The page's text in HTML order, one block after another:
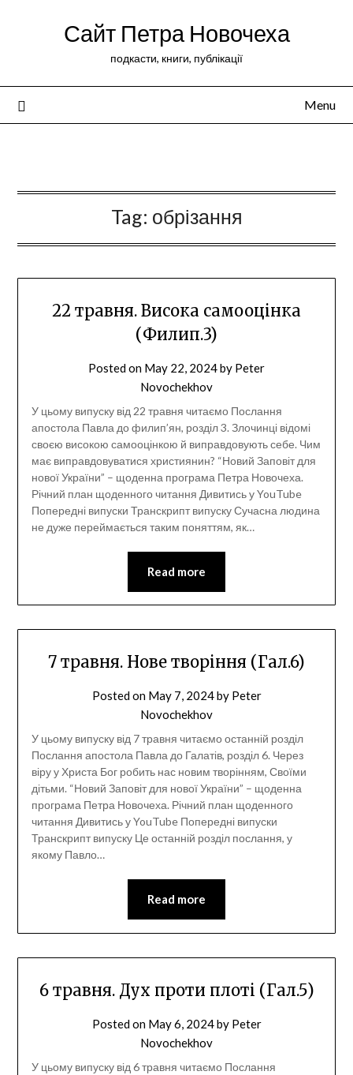
Сайт Петра Новочеха
подкасти, книги, публікації
Menu
Tag: обрізання
22 травня. Висока самооцінка
(Филип.3)
Posted on May 22, 2024by Peter
Novochekhov
У цьому випуску від 22 травня читаємо Послання
апостола Павла до филип’ян, розділ 3. Злочинці відомі
своєю високою самооцінкою й виправдовують себе. Чим
має виправдовуватися християнин? “Новий Заповіт для
нової України” – щоденна програма Петра Новочеха.
Річний план щоденного читання Дивитись у YouTube
Попередні випуски Транскрипт випуску Сучасна людина
не дуже переймається таким поняттям, як…
Read more
7 травня. Нове творіння (Гал.6)
Posted on May 7, 2024by Peter
Novochekhov
У цьому випуску від 7 травня читаємо останній розділ
Послання апостола Павла до Галатів, розділ 6. Через
віру у Христа Бог робить нас новим творінням, Своїми
дітьми. “Новий Заповіт для нової України” – щоденна
програма Петра Новочеха. Річний план щоденного
читання Дивитись у YouTube Попередні випуски
Транскрипт випуску Це останній розділ послання, у
якому Павло…
Read more
6 травня. Дух проти плоті (Гал.5)
Posted on May 6, 2024by Peter
Novochekhov
У цьому випуску від 6 травня читаємо Послання